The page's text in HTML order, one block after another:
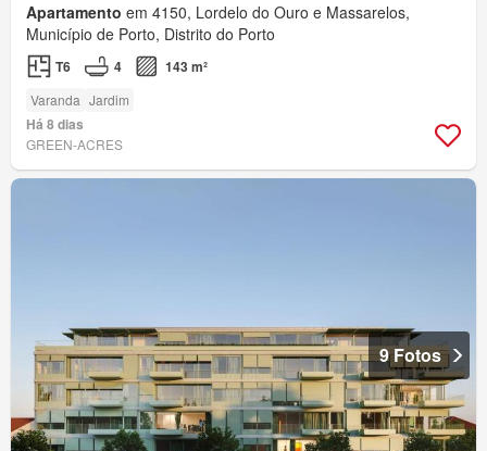
Apartamento em 4150, Lordelo do Ouro e Massarelos,
Município de Porto, Distrito do Porto
T6 4 143 m²
Varanda Jardim
Há 8 dias
GREEN-ACRES
9 Fotos